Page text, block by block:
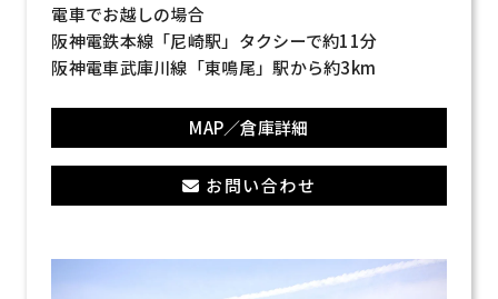
電車でお越しの場合
阪神電鉄本線「尼崎駅」タクシーで約11分
阪神電車武庫川線「東鳴尾」駅から約3km
MAP／倉庫詳細
お問い合わせ